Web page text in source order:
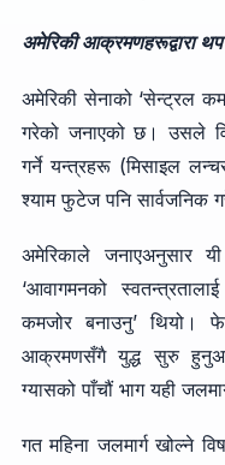
अमेरिकी आक्रमणहरूद्वारा थप
अमेरिकी सेनाको ‘सेन्ट्रल
गरेको जनाएको छ। उसले
गर्ने यन्त्रहरू (मिसाइल
श्याम फुटेज पनि सार्वजनिक
अमेरिकाले जनाएअनुसार
‘आवागमनको
कमजोर बनाउनु’ थियो।
आक्रमणसँगै युद्ध सुरु
ग्यासको पाँचौं भाग यही
गत महिना जलमार्ग खोल्ने